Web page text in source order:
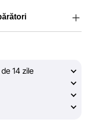
depunem eforturi
obiective și
informații corecte și
mai bună decizie
14 zile